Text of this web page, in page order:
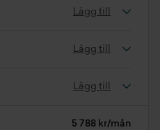
Lägg till
Lägg till
Lägg till
5 788 kr/mån